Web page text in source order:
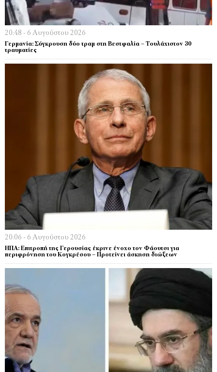
20:48 - 6 Αυγούστου 2026
Γερμανία: Σύγκρουση δύο τραμ στη Βεστφαλία – Τουλάχιστον 30
τραυματίες
20:06 - 6 Αυγούστου 2026
ΗΠΑ: Επιτροπή της Γερουσίας έκρινε ένοχο τον Φάουτσι για
περιφρόνηση του Κογκρέσου – Προτείνει άσκηση διώξεων